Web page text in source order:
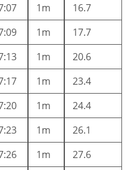
1m
16.7
1m
17.7
1m
20.6
1m
23.4
1m
24.4
1m
26.1
1m
27.6